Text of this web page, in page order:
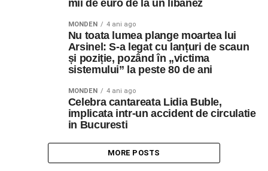
mii de euro de la un libanez
MONDEN 4 ani ago
Nu toata lumea plange moartea lui
Arsinel: S-a legat cu lanțuri de scaun
și poziție, pozând în „victima
sistemului” la peste 80 de ani
MONDEN 4 ani ago
Celebra cantareata Lidia Buble,
implicata intr-un accident de circulatie
in Bucuresti
MORE POSTS